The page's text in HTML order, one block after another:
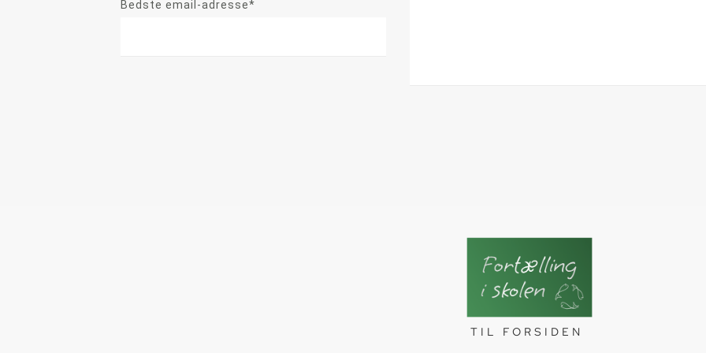
Bedste email-adresse*
TIL FORSIDEN